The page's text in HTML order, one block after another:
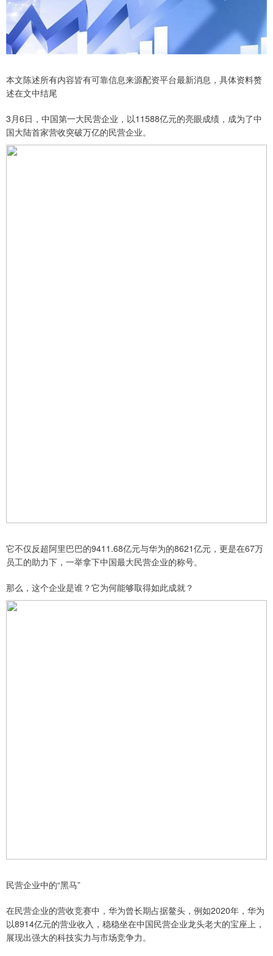
本文陈述所有内容皆有可靠信息来源配资平台最新消息，具体资料赘
述在文中结尾
3月6日，中国第一大民营企业，以11588亿元的亮眼成绩，成为了中
国大陆首家营收突破万亿的民营企业。
它不仅反超阿里巴巴的9411.68亿元与华为的8621亿元，更是在67万
员工的助力下，一举拿下中国最大民营企业的称号。
那么，这个企业是谁？它为何能够取得如此成就？
民营企业中的“黑马”
在民营企业的营收竞赛中，华为曾长期占据鳌头，例如2020年，华为
以8914亿元的营业收入，稳稳坐在中国民营企业龙头老大的宝座上，
展现出强大的科技实力与市场竞争力。